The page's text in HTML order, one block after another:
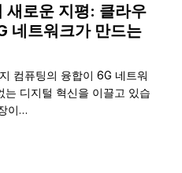
로운 지평: 클라우
네트워크가 만드는
컴퓨팅의 융합이 6G 네트워
는 디지털 혁신을 이끌고 있습
이…